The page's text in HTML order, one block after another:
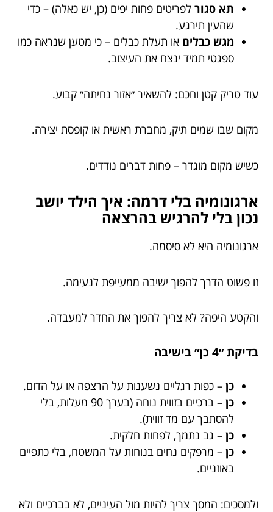
תא סגור לפריטים פחות יפים (כן, יש כאלה) – כדי
שהעין תירגע.
מגש כבלים או תעלת כבלים – כי מטען שנראה כמו
ספגטי תמיד ינצח את העיצוב.
עוד טריק קטן וחכם: להשאיר ״אזור נחיתה״ קבוע.
מקום שבו שמים תיק, מחברת ראשית או קופסת יצירה.
כשיש מקום מוגדר – פחות דברים נודדים.
ארגונומיה בלי דרמה: איך הילד יושב
נכון בלי להרגיש בהרצאה
ארגונומיה היא לא סיסמה.
זו פשוט הדרך להפוך ישיבה ממעייפת לנעימה.
והקטע היפה? לא צריך להפוך את החדר למעבדה.
בדיקת ״4 כן״ בישיבה
כן – כפות רגליים נשענות על הרצפה או על הדום.
כן
– ברכיים בזווית נוחה (בערך 90 מעלות, בלי
להסתבך עם מד זווית).
כן – גב נתמך, לפחות חלקית.
כן – מרפקים נחים בנוחות על המשטח, בלי כתפיים
באוזניים.
ולמסכים: המסך צריך להיות מול העיניים, לא בברכיים ולא